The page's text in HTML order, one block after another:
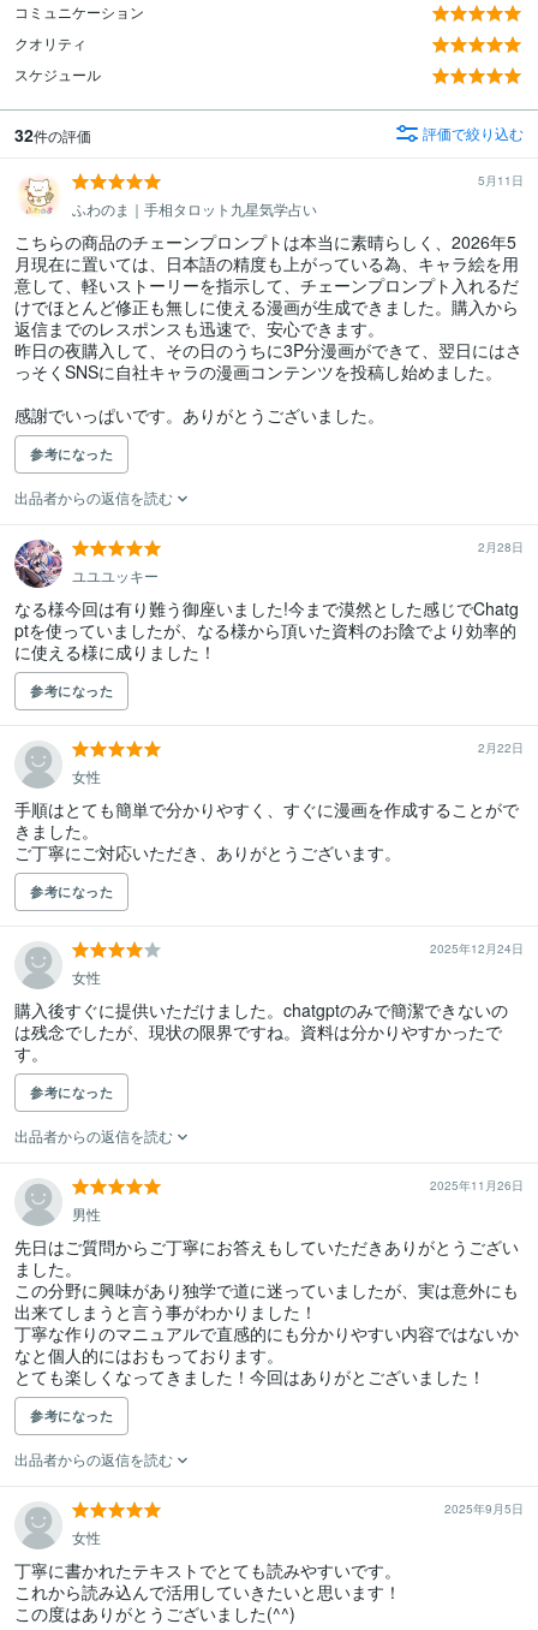
コミュニケーション
クオリティ
スケジュール
32件の評価 評価で絞り込む
5月11日
ふわのま｜手相タロット九星気学占い
こちらの商品のチェーンプロンプトは本当に素晴らしく、2026年5
月現在に置いては、日本語の精度も上がっている為、キャラ絵を用
意して、軽いストーリーを指示して、チェーンプロンプト入れるだ
けでほとんど修正も無しに使える漫画が生成できました。購入から
返信までのレスポンスも迅速で、安心できます。
昨日の夜購入して、その日のうちに3P分漫画ができて、翌日にはさ
っそくSNSに自社キャラの漫画コンテンツを投稿し始めました。
感謝でいっぱいです。ありがとうございました。
参考になった
出品者からの返信を読む
2月28日
ユユユッキー
なる様今回は有り難う御座いました!今まで漠然とした感じでChatg
ptを使っていましたが、なる様から頂いた資料のお陰でより効率的
に使える様に成りました！
参考になった
2月22日
女性
手順はとても簡単で分かりやすく、すぐに漫画を作成することがで
きました。
参考になった
2025年12月24日
女性
購入後すぐに提供いただけました。chatgptのみで簡潔できないの
は残念でしたが、現状の限界ですね。資料は分かりやすかったで
す。
参考になった
出品者からの返信を読む
2025年11月26日
男性
先日はご質問からご丁寧にお答えもしていただきありがとうござい
ました。
この分野に興味があり独学で道に迷っていましたが、実は意外にも
出来てしまうと言う事がわかりました！
丁寧な作りのマニュアルで直感的にも分かりやすい内容ではないか
なと個人的にはおもっております。
とても楽しくなってきました！今回はありがとございました！
参考になった
出品者からの返信を読む
2025年9月5日
女性
丁寧に書かれたテキストでとても読みやすいです。
これから読み込んで活用していきたいと思います！
この度はありがとうございました(^^)